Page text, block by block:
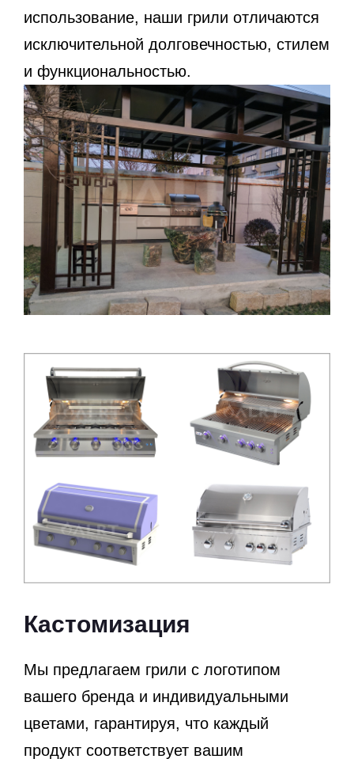
использование, наши грили отличаются
исключительной долговечностью, стилем
и функциональностью.
Кастомизация
Мы предлагаем грили с логотипом
вашего бренда и индивидуальными
цветами, гарантируя, что каждый
продукт соответствует вашим